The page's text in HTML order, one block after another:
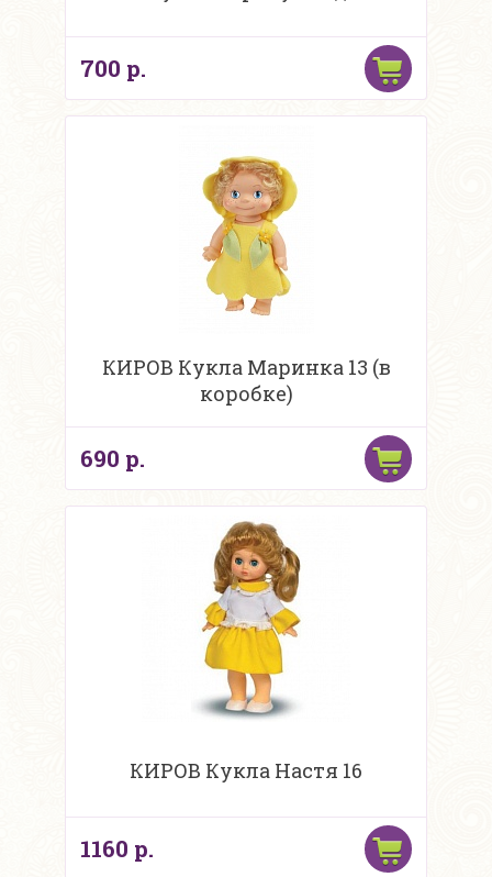
700 р.
КИРОВ Кукла Маринка 13 (в
коробке)
690 р.
КИРОВ Кукла Настя 16
1160 р.